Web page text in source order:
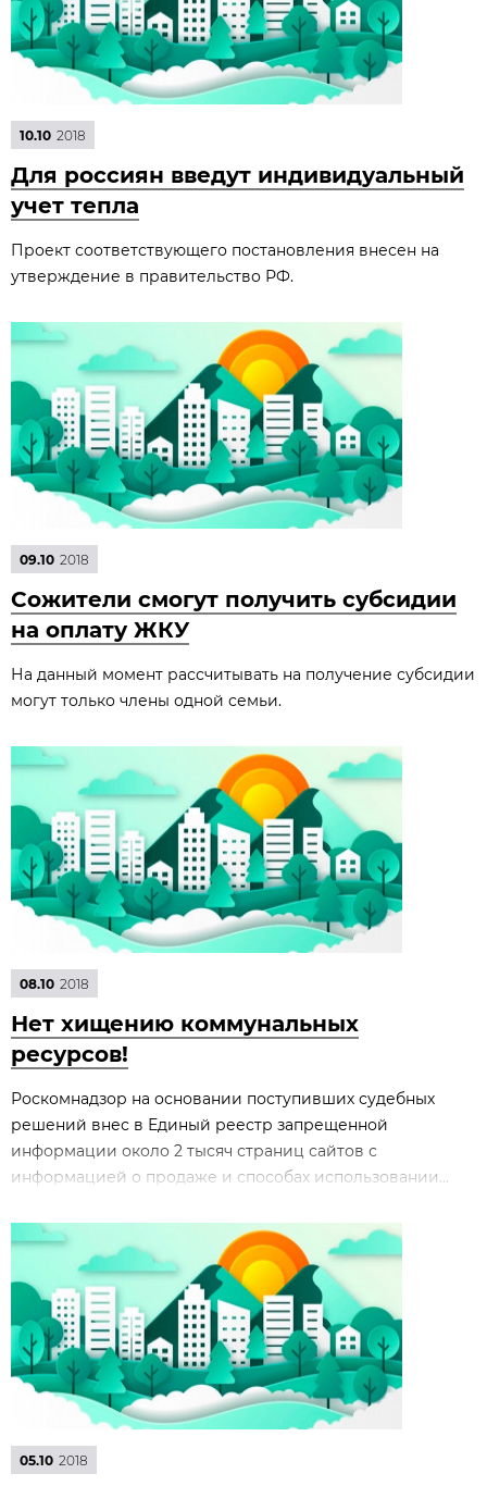
10.10 2018
Для россиян введут индивидуальный
учет тепла
Проект соответствующего постановления внесен на
утверждение в правительство РФ.
09.10 2018
Сожители смогут получить субсидии
на оплату ЖКУ
На данный момент рассчитывать на получение субсидии
могут только члены одной семьи.
08.10 2018
Нет хищению коммунальных
ресурсов!
Роскомнадзор на основании поступивших судебных
решений внес в Единый реестр запрещенной
информации около 2 тысяч страниц сайтов с
информацией о продаже и способах использовании...
05.10 2018